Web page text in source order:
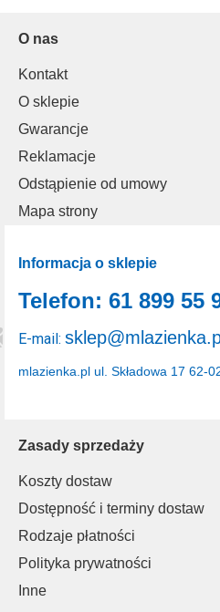
O nas
Kontakt
O sklepie
Gwarancje
Reklamacje
Odstąpienie od umowy
Mapa strony
Zasady sprzedaży
Koszty dostaw
Dostępność i terminy dostaw
Rodzaje płatności
Polityka prywatności
Inne
Informacja o sklepie
mlazienka.pl ul. Składowa 17 62-
Telefon: 61 899 55
E-mail: